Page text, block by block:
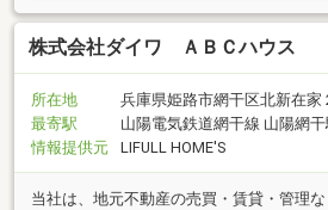
株式会社ダイワ ＡＢＣハウス
所在地
兵庫県姫路市網干区北新在家
最寄駅
山陽電気鉄道網干線 山陽網干
情報提供元
LIFULL HOME'S
当社は、地元不動産の売買・賃貸・管理